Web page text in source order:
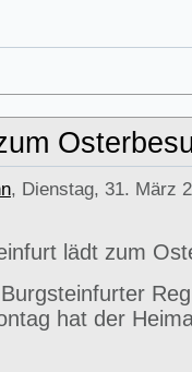
, Dienstag, 31. März
lädt zum
hat der